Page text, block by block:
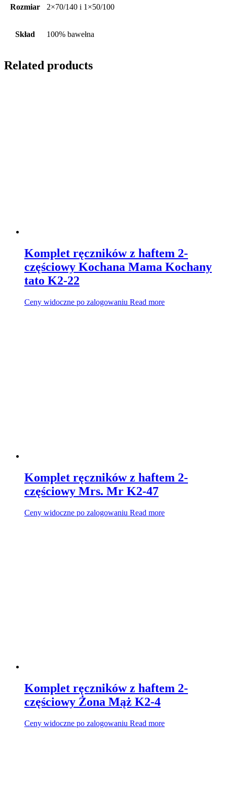
Rozmiar 2×70/140 i 1×50/100
Skład 100% bawełna
Related products
Komplet ręczników z haftem 2-
częściowy Kochana Mama Kochany
tato K2-22
Ceny widoczne po zalogowaniu Read more
Komplet ręczników z haftem 2-
częściowy Mrs. Mr K2-47
Ceny widoczne po zalogowaniu Read more
Komplet ręczników z haftem 2-
częściowy Żona Mąż K2-4
Ceny widoczne po zalogowaniu Read more